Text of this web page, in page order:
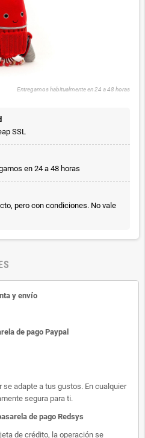
Entregamos habitualmente en 24 a 48 horas
SSL
en 24 a 48 horas
pero con condiciones. No vale
y envío
de pago Paypal
se adapte a tus gustos. En cualquier
segura para ti.
de pago Redsys
de crédito, la operación se